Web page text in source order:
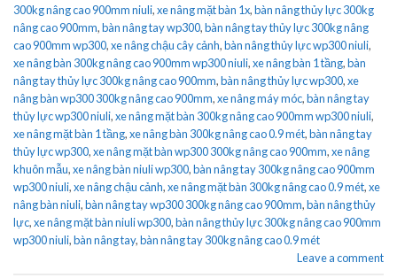
300kg nâng cao 900mm niuli,xe nâng mặt bàn 1x,bàn nâng thủy lực 300kg
nâng cao 900mm,bàn nâng tay wp300,bàn nâng tay thủy lực 300kg nâng
cao 900mm wp300,xe nâng chậu cây cảnh,bàn nâng thủy lực wp300 niuli,
xe nâng bàn 300kg nâng cao 900mm wp300 niuli,xe nâng bàn 1 tầng,bàn
nâng tay thủy lực 300kg nâng cao 900mm,bàn nâng thủy lực wp300,xe
nâng bàn wp300 300kg nâng cao 900mm,xe nâng máy móc,bàn nâng tay
thủy lực wp300 niuli,xe nâng mặt bàn 300kg nâng cao 900mm wp300 niuli,
xe nâng mặt bàn 1 tầng,xe nâng bàn 300kg nâng cao 0.9 mét,bàn nâng tay
thủy lực wp300,xe nâng mặt bàn wp300 300kg nâng cao 900mm,xe nâng
khuôn mẫu,xe nâng bàn niuli wp300,bàn nâng tay 300kg nâng cao 900mm
wp300 niuli,xe nâng chậu cảnh,xe nâng mặt bàn 300kg nâng cao 0.9 mét,xe
nâng bàn niuli,bàn nâng tay wp300 300kg nâng cao 900mm,bàn nâng thủy
lực,xe nâng mặt bàn niuli wp300,bàn nâng thủy lực 300kg nâng cao 900mm
wp300 niuli,bàn nâng tay,bàn nâng tay 300kg nâng cao 0.9 mét
Leave a comment